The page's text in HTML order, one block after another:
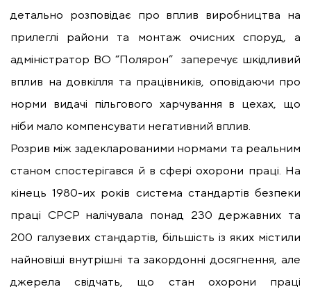
детально розповідає про вплив виробництва на
прилеглі райони та монтаж очисних споруд, а
адміністратор ВО “Полярон” заперечує шкідливий
вплив на довкілля та працівників, оповідаючи про
норми видачі пільгового харчування в цехах, що
ніби мало компенсувати негативний вплив.
Розрив між задекларованими нормами та реальним
станом спостерігався й в сфері охорони праці. На
кінець 1980-их років система стандартів безпеки
праці СРСР налічувала понад 230 державних та
200 галузевих стандартів, більшість із яких містили
найновіші внутрішні та закордонні досягнення, але
джерела свідчать, що стан охорони праці